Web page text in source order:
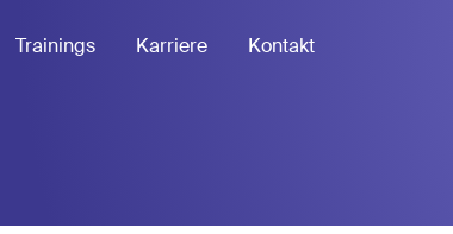
Trainings Karriere Kontakt